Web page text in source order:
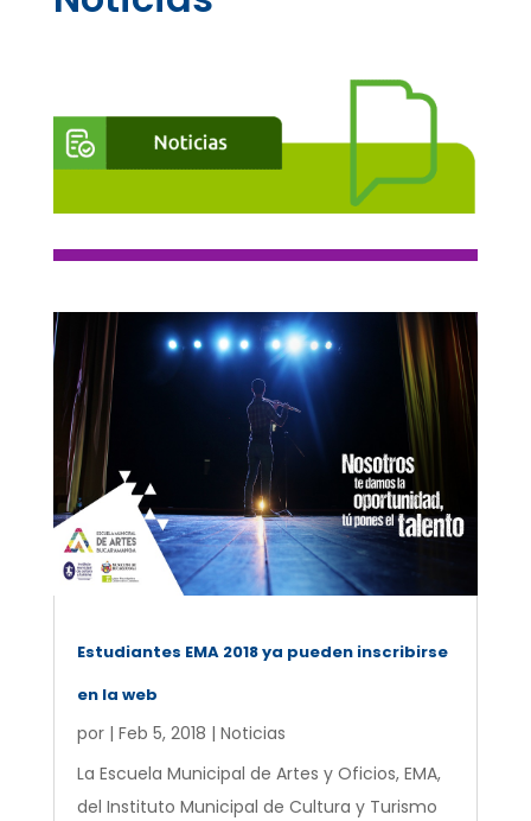
Estudiantes EMA 2018 ya pueden inscribirse
en la web
por | Feb 5, 2018 | Noticias
La Escuela Municipal de Artes y Oficios, EMA,
del Instituto Municipal de Cultura y Turismo